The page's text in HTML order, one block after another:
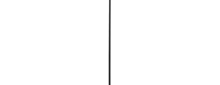
pris på 631 kr. Vores prishistorik bygger på 100